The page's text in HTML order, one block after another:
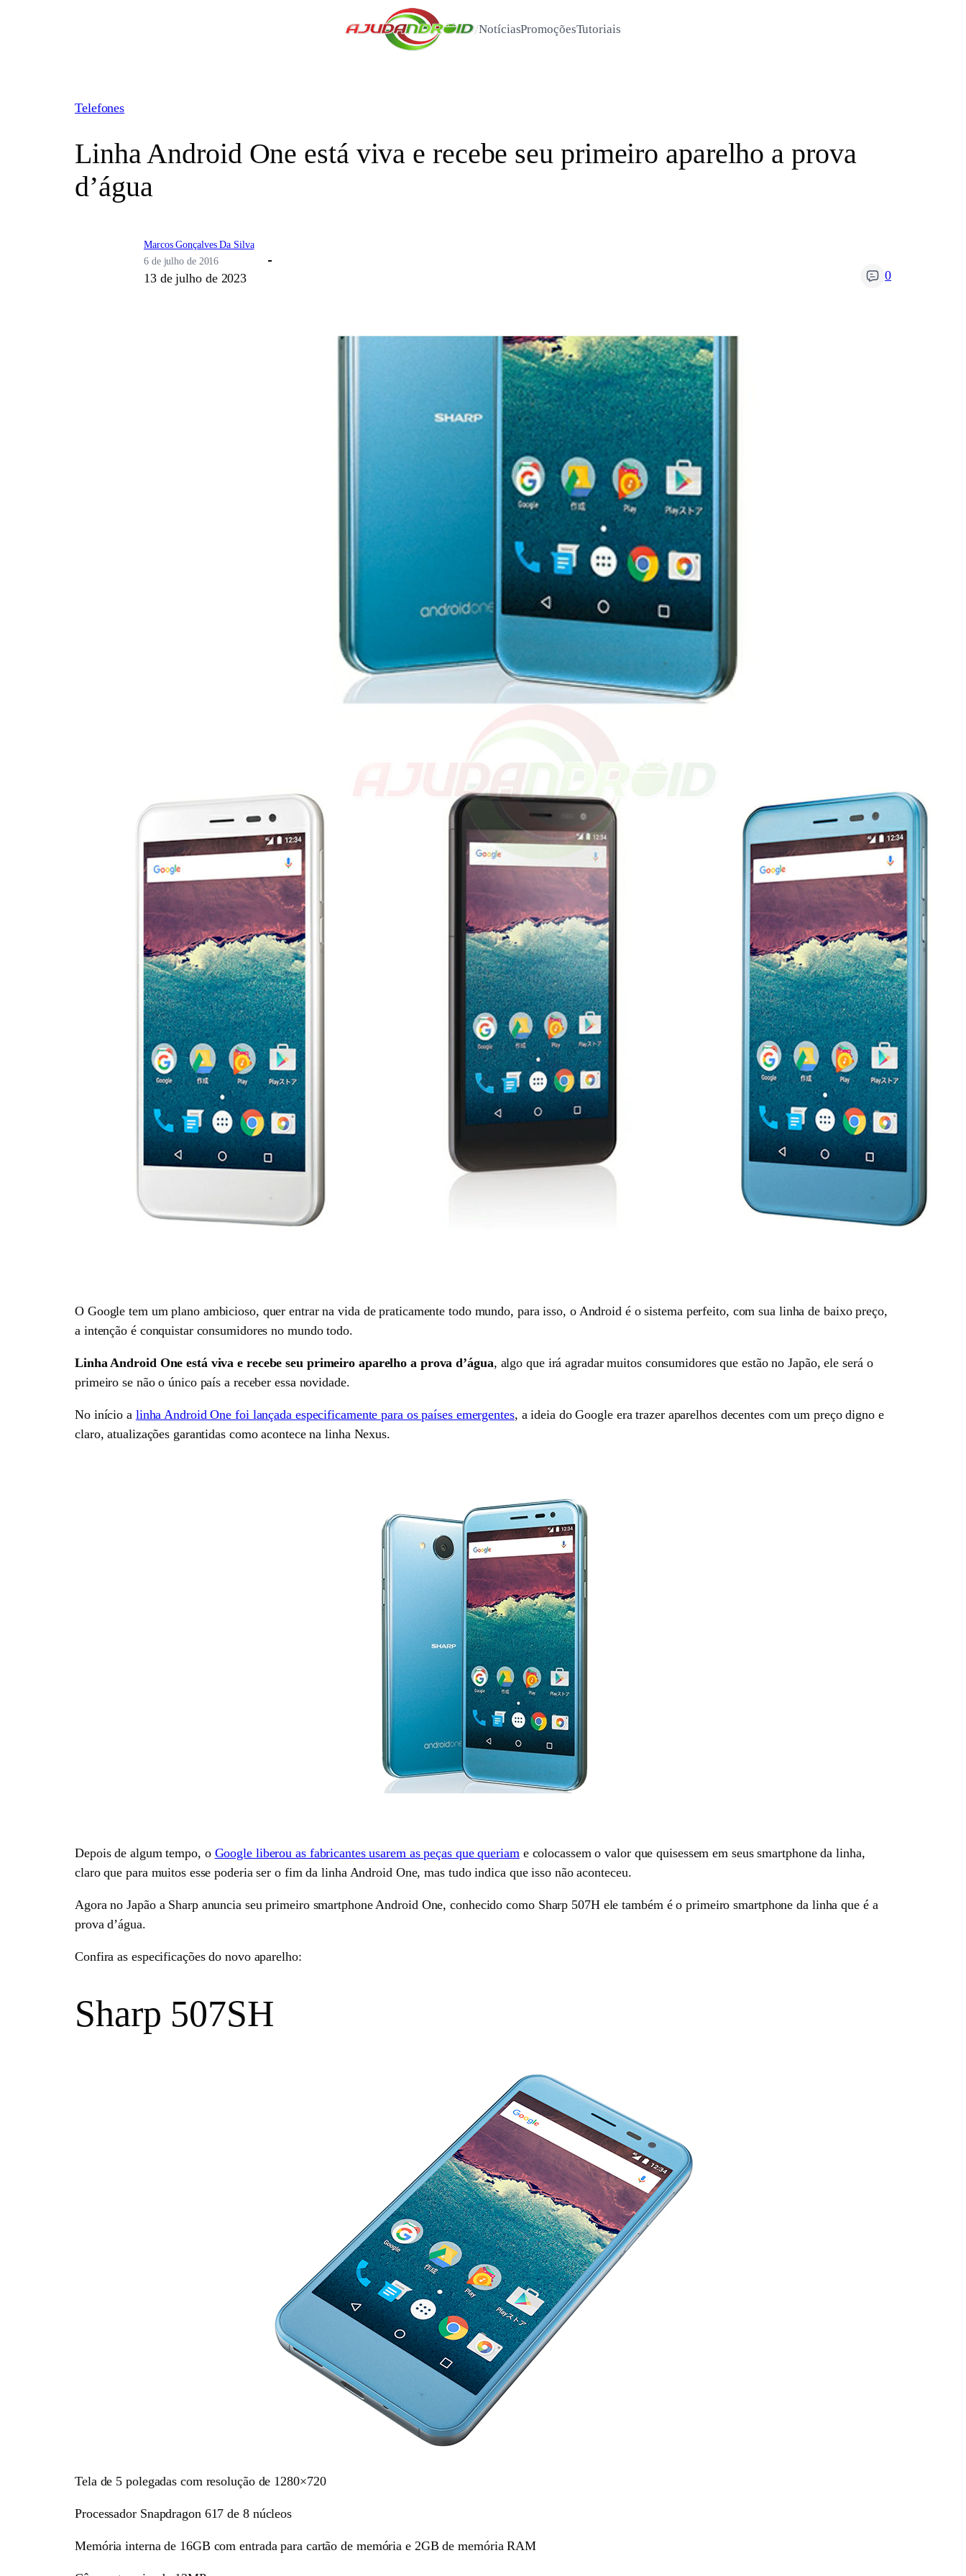
/NotíciasPromoçõesTutoriais
Telefones
Linha Android One está viva e recebe seu primeiro aparelho a prova
d’água
Marcos Gonçalves Da Silva
6 de julho de 2016
13 de julho de 2023 0
O Google tem um plano ambicioso, quer entrar na vida de praticamente todo mundo, para isso, o Android é o sistema perfeito, com sua linha de baixo preço,
a intenção é conquistar consumidores no mundo todo.
Linha Android One está viva e recebe seu primeiro aparelho a prova d’água, algo que irá agradar muitos consumidores que estão no Japão, ele será o
primeiro se não o único país a receber essa novidade.
No início a linha Android One foi lançada especificamente para os países emergentes, a ideia do Google era trazer aparelhos decentes com um preço digno e
claro, atualizações garantidas como acontece na linha Nexus.
Depois de algum tempo, o Google liberou as fabricantes usarem as peças que queriam e colocassem o valor que quisessem em seus smartphone da linha,
claro que para muitos esse poderia ser o fim da linha Android One, mas tudo indica que isso não aconteceu.
Agora no Japão a Sharp anuncia seu primeiro smartphone Android One, conhecido como Sharp 507H ele também é o primeiro smartphone da linha que é a
prova d’água.
Confira as especificações do novo aparelho:
Sharp 507SH
Tela de 5 polegadas com resolução de 1280×720
Processador Snapdragon 617 de 8 núcleos
Memória interna de 16GB com entrada para cartão de memória e 2GB de memória RAM